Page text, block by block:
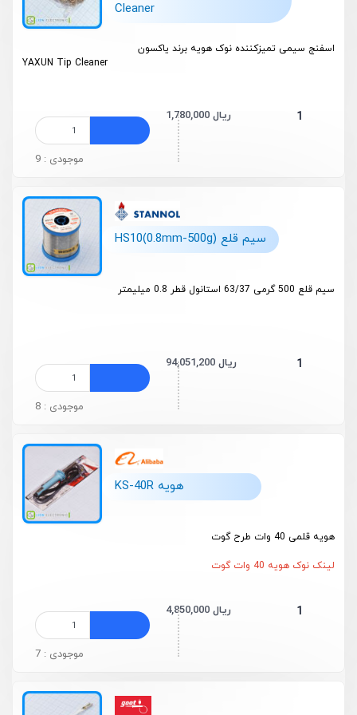
Cleaner
اسفنج سیمی تمیزکننده نوک هویه برند یاکسون
YAXUN Tip Cleaner
1 1,780,000 ریال
موجودی : 9
سیم قلع HS10(0.8mm-500g)
سیم قلع 500 گرمی 63/37 استانول قطر 0.8 میلیمتر
1 94,051,200 ریال
موجودی : 8
هویه KS-40R
هویه قلمی 40 وات طرح گوت
لینک نوک هویه 40 وات گوت
1 4,850,000 ریال
موجودی : 7